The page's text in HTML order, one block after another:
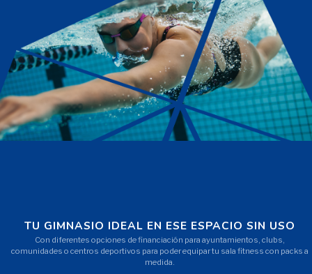
TU GIMNASIO IDEAL EN ESE ESPACIO SIN USO
Con diferentes opciones de financiación para ayuntamientos, clubs,
comunidades o centros deportivos para poder equipar tu sala fitness con packs a
medida.